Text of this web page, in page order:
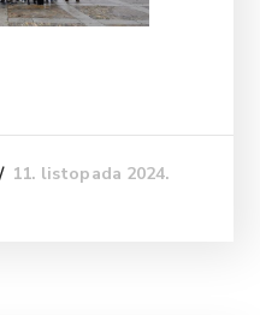
11. listopada 2024.